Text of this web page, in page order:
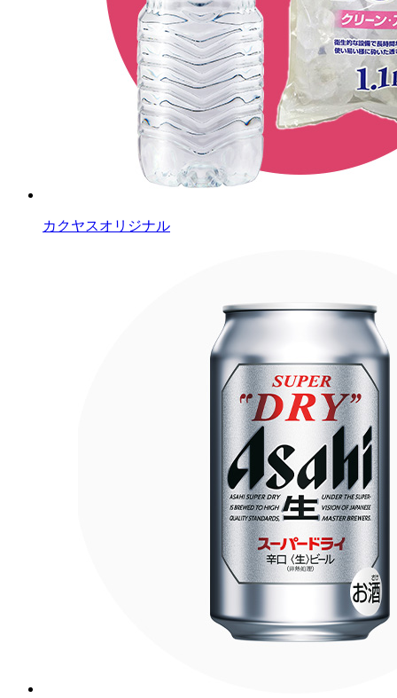
カクヤスオリジナル